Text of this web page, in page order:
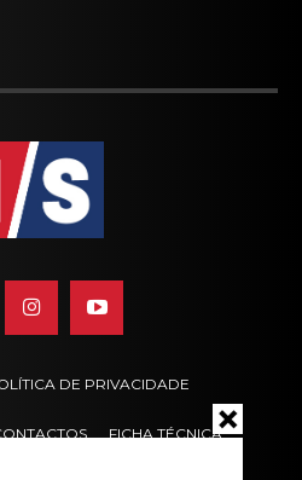
DE PRIVACIDADE
FICHA TÉCNICA